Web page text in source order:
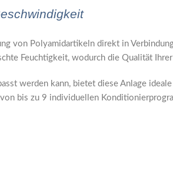
von Polyamidartikeln direkt in
Feuchtigkeit, wodurch die Qualität
werden kann, bietet diese Anlage
bis zu 9 individuellen